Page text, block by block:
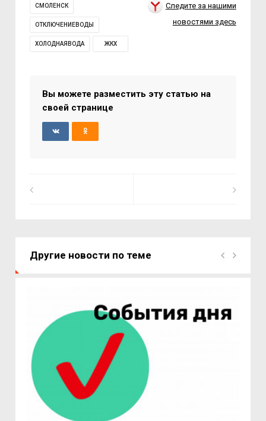
СМОЛЕНСК
ОТКЛЮЧЕНИЕВОДЫ
ХОЛОДНАЯВОДА ЖКХ
Следите за нашими
новостями здесь
Вы можете разместить эту статью на
своей странице
Другие новости по теме